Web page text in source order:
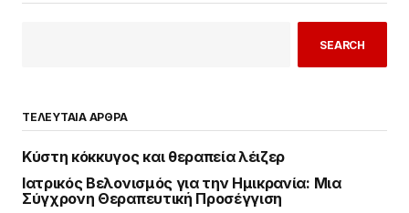
SEARCH
ΤΕΛΕΥΤΑΙΑ ΑΡΘΡΑ
Κύστη κόκκυγος και θεραπεία λέιζερ
Ιατρικός Βελονισμός για την Ημικρανία: Μια
Σύγχρονη Θεραπευτική Προσέγγιση